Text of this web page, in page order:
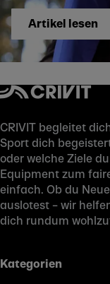
Artikel lesen
CRIVIT begleitet
Sport dich
oder welche Ziele
Equipment zum
einfach. Ob du
auslotest – wir
dich rundum
Kategorien